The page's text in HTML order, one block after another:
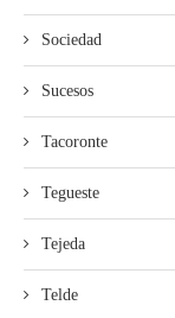
Sociedad
Sucesos
Tacoronte
Tegueste
Tejeda
Telde